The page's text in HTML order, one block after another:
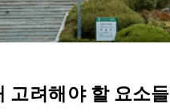
고려해야 할 요소들